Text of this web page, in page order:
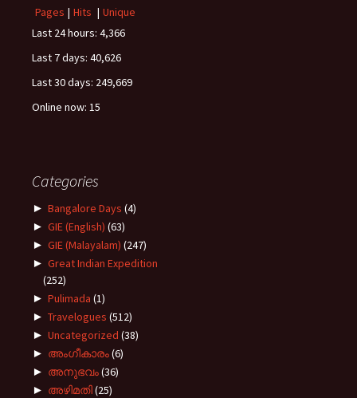
Pages | Hits | Unique
Last 24 hours: 4,366
Last 7 days: 40,626
Last 30 days: 249,669
Online now: 15
Categories
► Bangalore Days (4)
► GIE (English) (63)
► GIE (Malayalam) (247)
► Great Indian Expedition
(252)
► Pulimada (1)
► Travelogues (512)
► Uncategorized (38)
► അംഗീകാരം(6)
► അനുഭവം(36)
► അഴിമതി(25)